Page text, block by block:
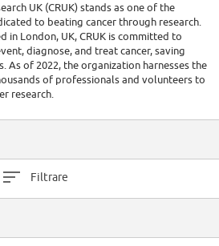
UK (CRUK) stands as one of the
to beating cancer through research.
in London, UK, CRUK is committed to
diagnose, and treat cancer, saving
As of 2022, the organization harnesses the
of professionals and volunteers to
research.
UK relies heavily on donations,
Filtrare